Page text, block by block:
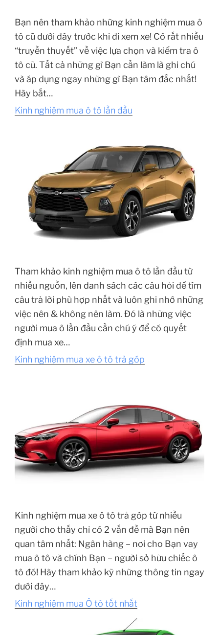
Bạn nên tham khảo những kinh nghiệm mua ô
tô cũ dưới đây trước khi đi xem xe! Có rất nhiều
“truyền thuyết” về việc lựa chọn và kiểm tra ô
tô cũ. Tất cả những gì Bạn cần làm là ghi chú
và áp dụng ngay những gì Bạn tâm đắc nhất!
Hãy bắt…
Kinh nghiệm mua ô tô lần đầu
Tham khảo kinh nghiệm mua ô tô lần đầu từ
nhiều nguồn, lên danh sách các câu hỏi để tìm
câu trả lời phù hợp nhất và luôn ghi nhớ những
việc nên & không nên làm. Đó là những việc
người mua ô lần đầu cần chú ý để có quyết
định mua xe…
Kinh nghiệm mua xe ô tô trả góp
Kinh nghiệm mua xe ô tô trả góp từ nhiều
người cho thấy chỉ có 2 vấn đề mà Bạn nên
quan tâm nhất: Ngân hàng – nơi cho Bạn vay
mua ô tô và chính Bạn – người sở hữu chiếc ô
tô đó! Hãy tham khảo kỹ những thông tin ngay
dưới đây…
Kinh nghiệm mua Ô tô tốt nhất